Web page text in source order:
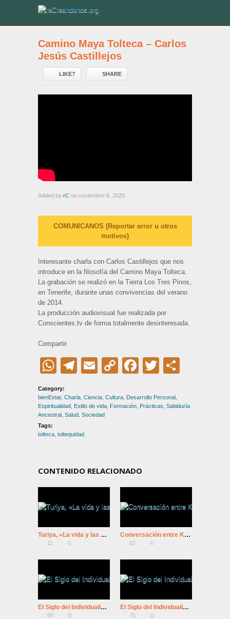
Camino Maya Tolteca – Carlos
Jesús Castillejos
LIKE? SHARE
Added by rC on noviembre 8, 2020
COMUNICANOS (Reportar error u otros
motivos)
Interesante charla con Carlos Castillejos que nos
introduce en la filosofía del Camino Maya Tolteca.
La grabación se realizó en la Tierra Los Tres Pinos,
en Tenerife, durante unas convivencias del verano
de 2014.
La producción audiovisual fue realizada por
Conscientes.tv de forma totalmente desinteresada.
Compartir
WhatsApp
Telegram
EmailCopyFacebook
Twitter
Category:
bienEstar, Charla Ciencia Cultura Desarrollo Personal
Espiritualidad Estilo de vida Formación Prácticas Sabiduría
Ancestral Salud Sociedad
Tags:
tolteca toltequidad
CONTENIDO RELACIONADO
Turiya, «La vida y las enseñanzas de Ramana Maharshi»
11 0
Conversación entre Krishnamurti y Bernard Levin (BBC-1981)
82 0
El Siglo del Individualismo: 4º Máquinas De Felicidad
85 0
El Siglo del Individualismo: 3º Máquinas De Felicidad
75 0